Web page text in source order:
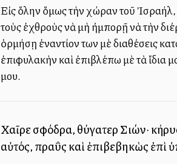
Εἰς ὅλην ὅμως τὴν χώραν τοῦ Ἰσραήλ,
τοὺς ἐχθροὺς νὰ μὴ ἠμπορῇ νὰ τὴν
ὁρμήσῃ ἐναντίον των μὲ διαθέσεις
ἐπιφυλακὴν καὶ ἐπιβλέπω μὲ τὰ ἴδια
μου.
Χαῖρε σφόδρα, θύγατερ Σιών·
αὐτός, πραΰς καὶ ἐπιβεβηκὼς ἐπὶ